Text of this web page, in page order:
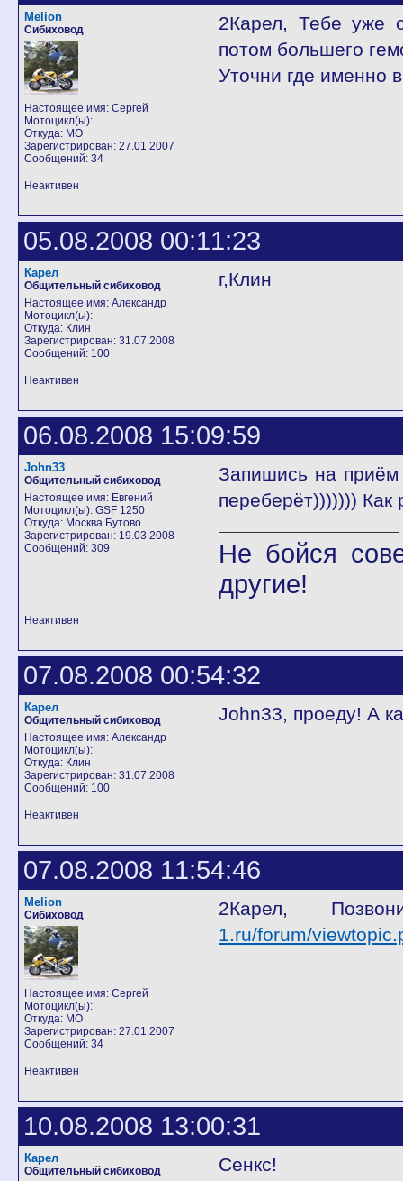
Melion
Сибиховод
Настоящее имя: Сергей
Мотоцикл(ы):
Откуда: МО
Зарегистрирован: 27.01.2007
Сообщений: 34
2Карел, Тебе уже
потом большего
Уточни где именно
Неактивен
05.08.2008 00:11:23
Карел
Общительный сибиховод
Настоящее имя: Александр
Мотоцикл(ы):
Откуда: Клин
Зарегистрирован: 31.07.2008
Сообщений: 100
г,Клин
Неактивен
06.08.2008 15:09:59
John33
Общительный сибиховод
Настоящее имя: Евгений
Мотоцикл(ы): GSF 1250
Откуда: Москва Бутово
Зарегистрирован: 19.03.2008
Сообщений: 309
Запишись на
переберёт))))))) Как
Не бойся
другие!
Неактивен
07.08.2008 00:54:32
Карел
Общительный сибиховод
Настоящее имя: Александр
Мотоцикл(ы):
Откуда: Клин
Зарегистрирован: 31.07.2008
Сообщений: 100
John33, проеду! А
Неактивен
07.08.2008 11:54:46
Melion
Сибиховод
Настоящее имя: Сергей
Мотоцикл(ы):
Откуда: МО
Зарегистрирован: 27.01.2007
Сообщений: 34
2Карел,
1.ru/forum/
Неактивен
10.08.2008 13:00:31
Карел
Общительный сибиховод
Сенкс!